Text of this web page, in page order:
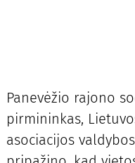
Panevėžio rajono
pirmininkas,
asociacijos